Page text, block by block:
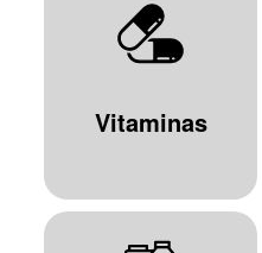
Vitaminas